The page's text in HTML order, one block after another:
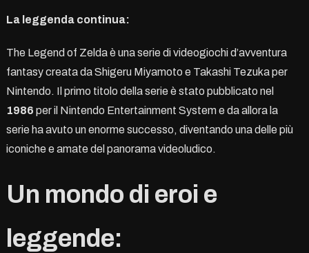
La leggenda continua:
The Legend of Zelda è una serie di videogiochi d’avventura
fantasy creata da Shigeru Miyamoto e Takashi Tezuka per
Nintendo. Il primo titolo della serie è stato pubblicato nel
1986 per il Nintendo Entertainment System e da allora la
serie ha avuto un enorme successo, diventando una delle più
iconiche e amate del panorama videoludico.
Un mondo di eroi e
leggende: